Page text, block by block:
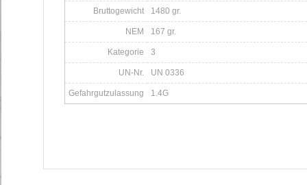
Bruttogewicht 1480 gr.
NEM 167 gr.
Kategorie 3
UN-Nr. UN 0336
Gefahrgutzulassung 1.4G